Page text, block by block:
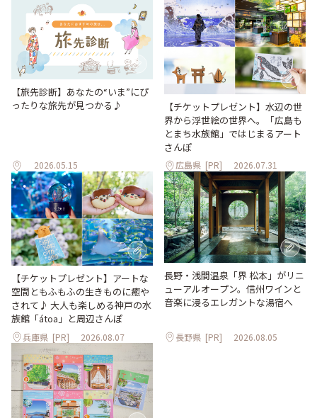
【旅先診断】あなたの“いま”にぴ
ったりな旅先が見つかる♪
2026.05.15
【チケットプレゼント】水辺の世
界から浮世絵の世界へ。「広島も
とまち水族館」ではじまるアート
さんぽ
広島県 [PR] 2026.07.31
【チケットプレゼント】アートな
空間ともふもふの生きものに癒や
されて♪ 大人も楽しめる神戸の水
族館「átoa」と周辺さんぽ
兵庫県 [PR] 2026.08.07
長野・浅間温泉「界 松本」がリニ
ューアルオープン。信州ワインと
音楽に浸るエレガントな湯宿へ
長野県 [PR] 2026.08.05